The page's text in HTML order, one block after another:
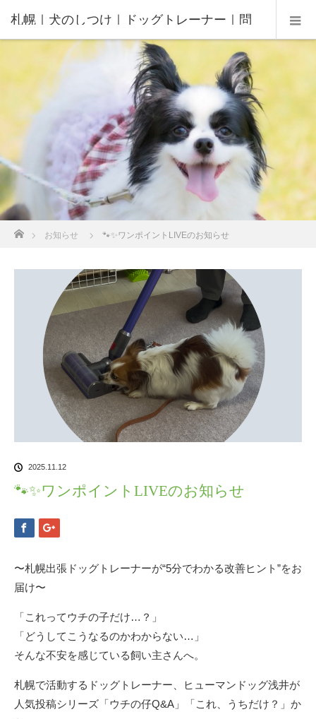
札幌｜犬のしつけ｜ドッグトレーナー｜問
題行動修正｜出張トレーニング｜飼い主さ
んの家庭教師®️
ホーム
お知らせ 🐾✨ワンポイントLIVEのお知らせ
2025.11.12
🐾✨ワンポイントLIVEのお知らせ
〜札幌出張ドッグトレーナーが“5分でわかる改善ヒント”をお
届け〜
「これってウチの子だけ…？」
「どうしてこうなるのかわからない…」
そんな不安を感じている飼い主さんへ。
札幌で活動するドッグトレーナー、ヒューマンドッグ浅井が
人気投稿シリーズ「ウチの仔Q&A」「これ、うちだけ？」か